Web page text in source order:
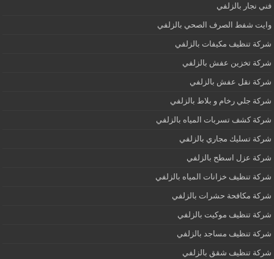
فني نجار بالزلفي
وايت شفط الصرف الصحي بالزلفي
شركة تنظيف مكيفات بالزلفي
شركة تخزين عفش بالزلفي
شركة نقل عفش بالزلفي
شركة جلي رخام و بلاط بالزلفي
شركة كشف تسربات المياه بالزلفي
شركة تسليك مجاري بالزلفي
شركة عزل اسطح بالزلفي
شركة تنظيف خزانات المياه بالزلفي
شركة مكافحة حشرات بالزلفي
شركة تنظيف موكيت بالزلفي
شركة تنظيف مساجد بالزلفي
شركة تنظيف شقق بالزلفي